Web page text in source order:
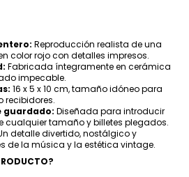
Reproducción realista de una
color rojo con detalles impresos.
Fabricada íntegramente en cerámica
impecable.
16 x 5 x 10 cm, tamaño idóneo para
recibidores.
guardado: Diseñada para introducir
cualquier tamaño y billetes plegados.
detalle divertido, nostálgico y
de la música y la estética vintage.